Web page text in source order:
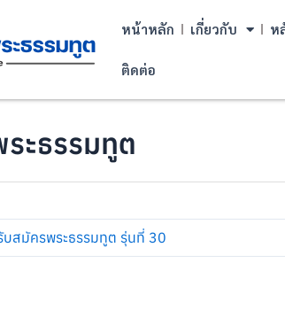
หน้าหลัก เกี่ยวกับ ห
ติดต่อ
ะธรรมทูต
สมัครพระธรรมทูต รุ่นที่ 30